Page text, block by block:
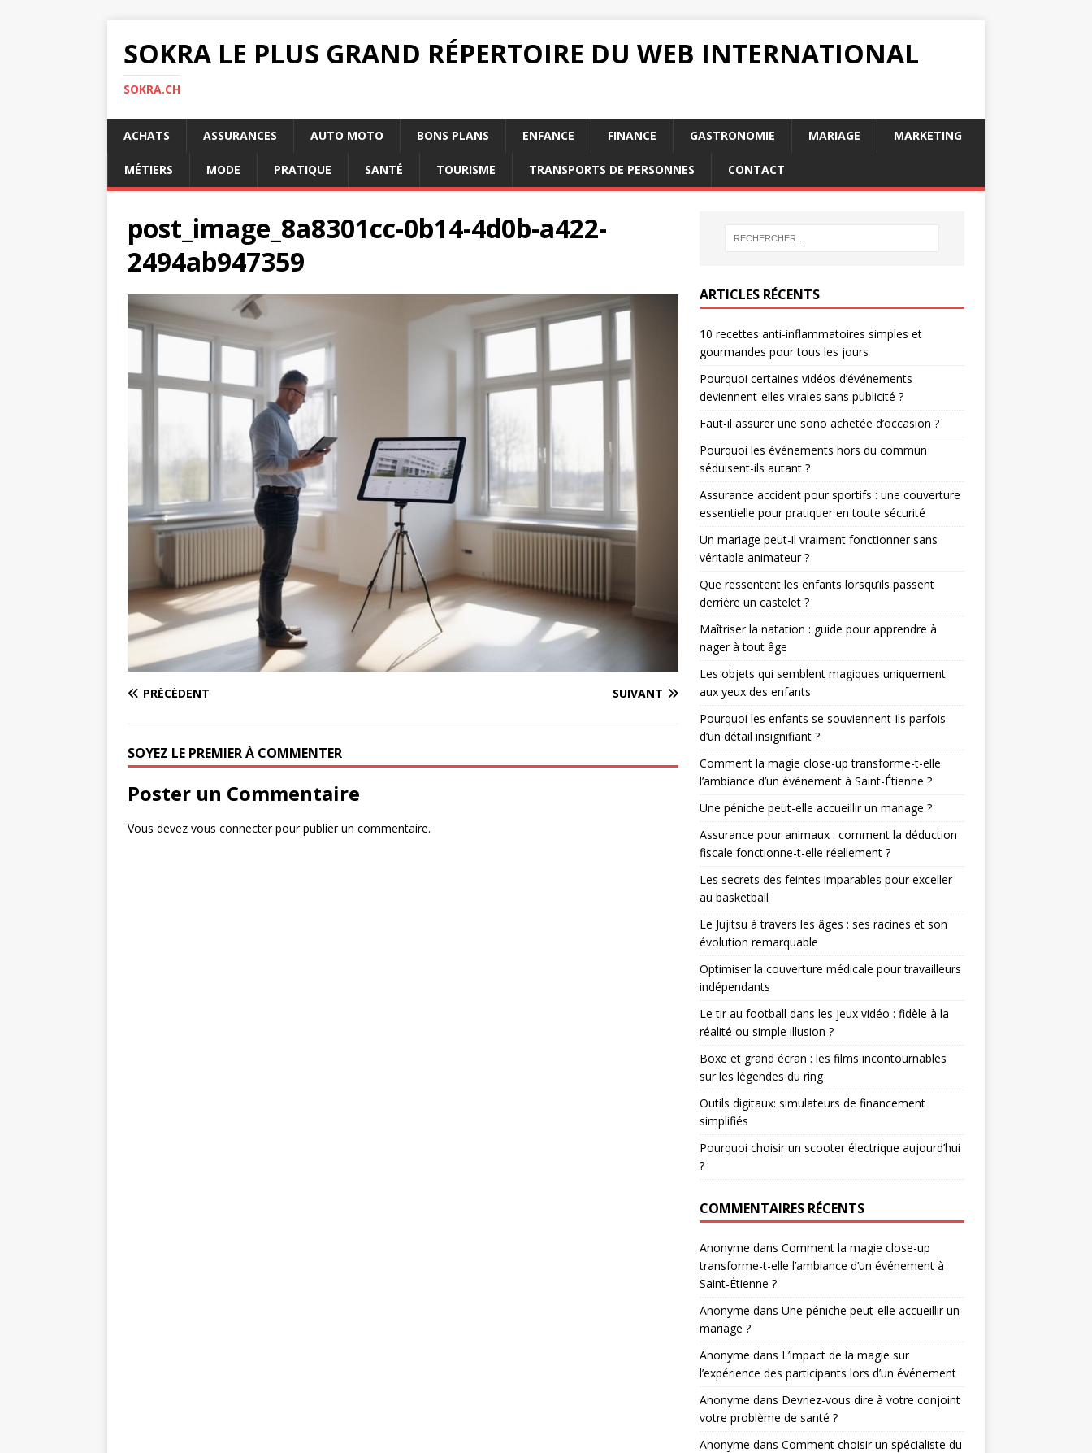
SOKRA LE PLUS GRAND RÉPERTOIRE DU WEB INTERNATIONAL
SOKRA.CH
ACHATS ASSURANCES AUTO MOTO BONS PLANS ENFANCE FINANCE GASTRONOMIE MARIAGE MARKETING
MÉTIERS MODE PRATIQUE SANTÉ TOURISME TRANSPORTS DE PERSONNES CONTACT
post_image_8a8301cc-0b14-4d0b-a422-
2494ab947359
PRÉCÉDENT SUIVANT
SOYEZ LE PREMIER À COMMENTER
Poster un Commentaire
Vous devez vous connecterpour publier un commentaire.
ARTICLES RÉCENTS
10 recettes anti-inflammatoires simples et
gourmandes pour tous les jours
Pourquoi certaines vidéos d’événements
deviennent-elles virales sans publicité ?
Faut-il assurer une sono achetée d’occasion ?
Pourquoi les événements hors du commun
séduisent-ils autant ?
Assurance accident pour sportifs : une couverture
essentielle pour pratiquer en toute sécurité
Un mariage peut-il vraiment fonctionner sans
véritable animateur ?
Que ressentent les enfants lorsqu’ils passent
derrière un castelet ?
Maîtriser la natation : guide pour apprendre à
nager à tout âge
Les objets qui semblent magiques uniquement
aux yeux des enfants
Pourquoi les enfants se souviennent-ils parfois
d’un détail insignifiant ?
Comment la magie close-up transforme-t-elle
l’ambiance d’un événement à Saint-Étienne ?
Une péniche peut-elle accueillir un mariage ?
Assurance pour animaux : comment la déduction
fiscale fonctionne-t-elle réellement ?
Les secrets des feintes imparables pour exceller
au basketball
Le Jujitsu à travers les âges : ses racines et son
évolution remarquable
Optimiser la couverture médicale pour travailleurs
indépendants
Le tir au football dans les jeux vidéo : fidèle à la
réalité ou simple illusion ?
Boxe et grand écran : les films incontournables
sur les légendes du ring
Outils digitaux: simulateurs de financement
simplifiés
Pourquoi choisir un scooter électrique aujourd’hui
?
COMMENTAIRES RÉCENTS
Anonyme dans Comment la magie close-up
transforme-t-elle l’ambiance d’un événement à
Saint-Étienne ?
Anonyme dans Une péniche peut-elle accueillir un
mariage ?
Anonyme dans L’impact de la magie sur
l’expérience des participants lors d’un événement
Anonyme dans Devriez-vous dire à votre conjoint
votre problème de santé ?
Anonyme dans Comment choisir un spécialiste du